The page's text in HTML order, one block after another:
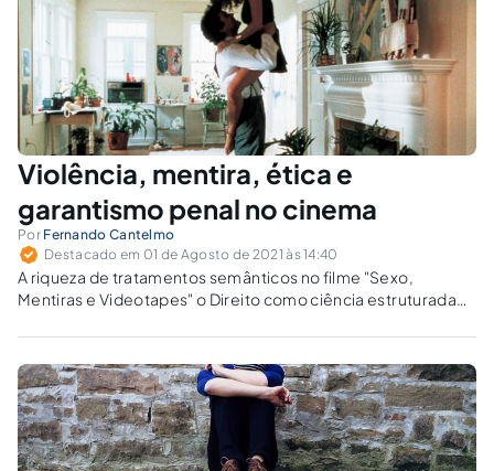
Violência, mentira, ética e
garantismo penal no cinema
Por Fernando Cantelmo
Destacado em 01 de Agosto de 2021 às 14:40
A riqueza de tratamentos semânticos no filme "Sexo,
Mentiras e Videotapes" o Direito como ciência estruturada